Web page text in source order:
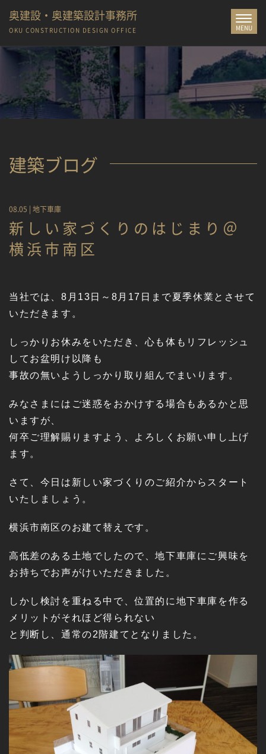
Toggle
MENU
奥建設・奥建築設計事務所
OKU CONSTRUCTION DESIGN OFFICE
建築ブログ
08.05 | 地下車庫
新しい家づくりのはじまり＠
横浜市南区
当社では、8月13日～8月17日まで夏季休業とさせて
いただきます。
しっかりお休みをいただき、心も体もリフレッシュ
してお盆明け以降も
事故の無いようしっかり取り組んでまいります。
みなさまにはご迷惑をおかけする場合もあるかと思
いますが、
何卒ご理解賜りますよう、よろしくお願い申し上げ
ます。
さて、今日は新しい家づくりのご紹介からスタート
いたしましょう。
横浜市南区のお建て替えです。
高低差のある土地でしたので、地下車庫にご興味を
お持ちでお声がけいただきました。
しかし検討を重ねる中で、位置的に地下車庫を作る
メリットがそれほど得られない
と判断し、通常の2階建てとなりました。